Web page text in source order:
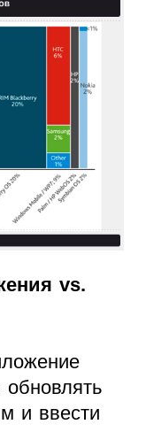
vs.
и ввести